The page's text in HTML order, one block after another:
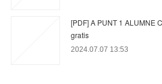
[PDF] A PUNT 1 ALUMNE
gratis
2024.07.07 13:53